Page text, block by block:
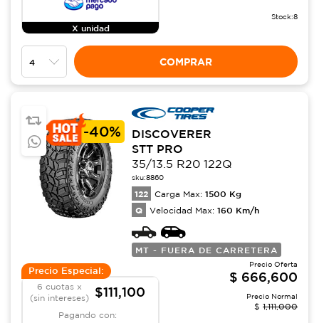
X unidad
Stock:8
COMPRAR
-40%
DISCOVERER
STT PRO
35/13.5 R20 122Q
sku:8860
122 Carga Max: 1500 Kg
Q Velocidad Max: 160 Km/h
MT - FUERA DE CARRETERA
Precio Especial:
6 cuotas x
(sin intereses)
$111,100
Pagando con:
Precio Oferta
$ 666,600
Precio Normal
$ 1,111,000